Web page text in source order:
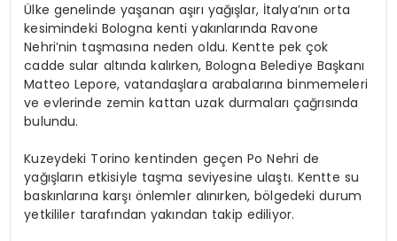
Ülke genelinde yaşanan aşırı yağışlar, İtalya’nın orta
kesimindeki Bologna kenti yakınlarında Ravone
Nehri’nin taşmasına neden oldu. Kentte pek çok
cadde sular altında kalırken, Bologna Belediye Başkanı
Matteo Lepore, vatandaşlara arabalarına binmemeleri
ve evlerinde zemin kattan uzak durmaları çağrısında
bulundu.
Kuzeydeki Torino kentinden geçen Po Nehri de
yağışların etkisiyle taşma seviyesine ulaştı. Kentte su
baskınlarına karşı önlemler alınırken, bölgedeki durum
yetkililer tarafından yakından takip ediliyor.